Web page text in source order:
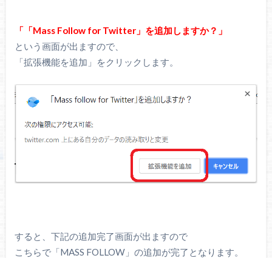
「「Mass Follow for Twitter」を追加しますか？」
という画面が出ますので、
「拡張機能を追加」をクリックします。
すると、下記の追加完了画面が出ますので
こちらで「MASS FOLLOW」の追加が完了となります。